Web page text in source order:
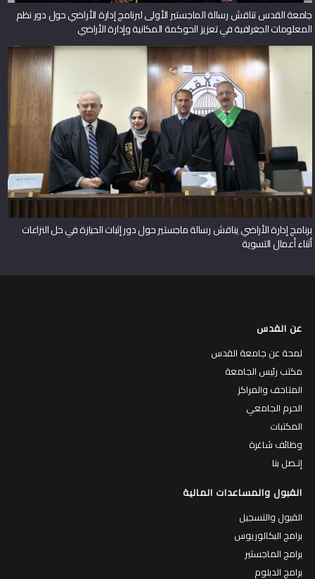
برنامج إدارة الأراضي يناقش رسالة ماجستير حول دور إثبات الحيازة في حل النزاعات
أثناء أعمال التسوية
مكتب رئيس الجامعة
المتاحف والمراكز
الحرم الجامعي
المكتبات
وظائف شاغرة
إتـصل بنا
القبول والمساعدات المالية
برامج البكالوريوس
برامج الماجستير
برامج الدبلوم
المنح والمساعدات المالية
برنامج الزائر الدولي